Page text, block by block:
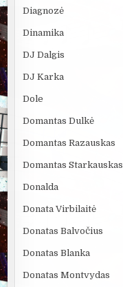
Diagnozė
Dinamika
DJ Dalgis
DJ Karka
Dole
Domantas Dulkė
Domantas Razauskas
Domantas Starkauskas
Donalda
Donata Virbilaitė
Donatas Balvočius
Donatas Blanka
Donatas Montvydas